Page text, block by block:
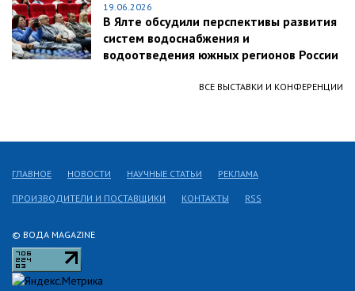
19.06.2026
В Ялте обсудили перспективы развития
систем водоснабжения и
водоотведения южных регионов России
ВСЕ ВЫСТАВКИ И КОНФЕРЕНЦИИ
© ВОДА MAGAZINE
ГЛАВНОЕ НОВОСТИ НАУЧНЫЕ СТАТЬИ РЕКЛАМА
ПРОИЗВОДИТЕЛИ И ПОСТАВЩИКИ КОНТАКТЫ RSS